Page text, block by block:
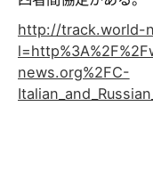
http://track.world-
news.org%2FC-